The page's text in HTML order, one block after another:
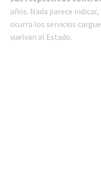
años. Nada parece
ocurra los servicios
vuelvan al Estado.